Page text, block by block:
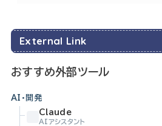
External Link
おすすめ外部ツール
AI・開発
Claude
AIアシスタント